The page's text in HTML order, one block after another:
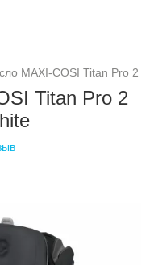
MAXI-COSI Titan Pro 2
Titan Pro 2